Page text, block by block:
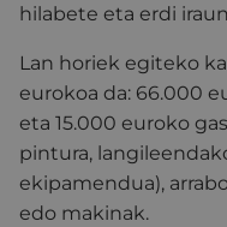
hilabete eta erdi
Lan horiek egiteko
eurokoa da: 66.000
eta 15.000 euroko
pintura,
ekipamendua),
edo makinak.